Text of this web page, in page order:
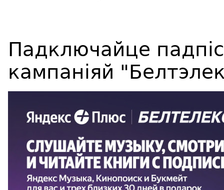
Падключайце
кампаніяй